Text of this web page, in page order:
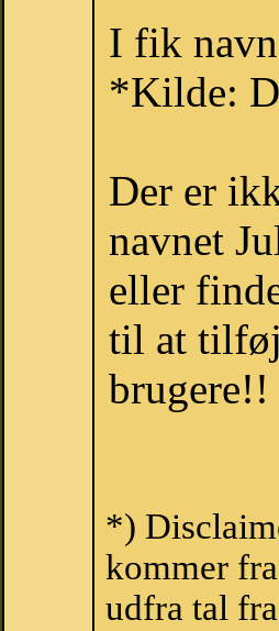
I fik
*Kilde:
Der er
navnet
eller
til at
brugere!!
*)
kommer
udfra tal